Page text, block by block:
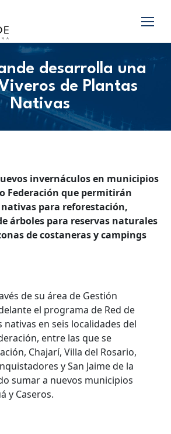
desarrolla una
de Plantas
Nativas
invernáculos en municipios
Federación que permitirán
para reforestación,
árboles para reservas naturales
de costaneras y campings
de su área de Gestión
el programa de Red de
nativas en seis localidades del
entre las que se
Chajarí, Villa del Rosario,
y San Jaime de la
sumar a nuevos municipios
y Caseros.